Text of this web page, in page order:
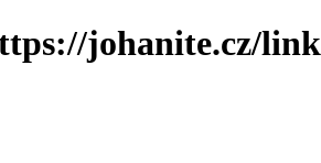
johanite.cz/